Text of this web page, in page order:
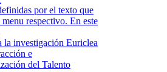
la investigación Euriclea
e
del Talento